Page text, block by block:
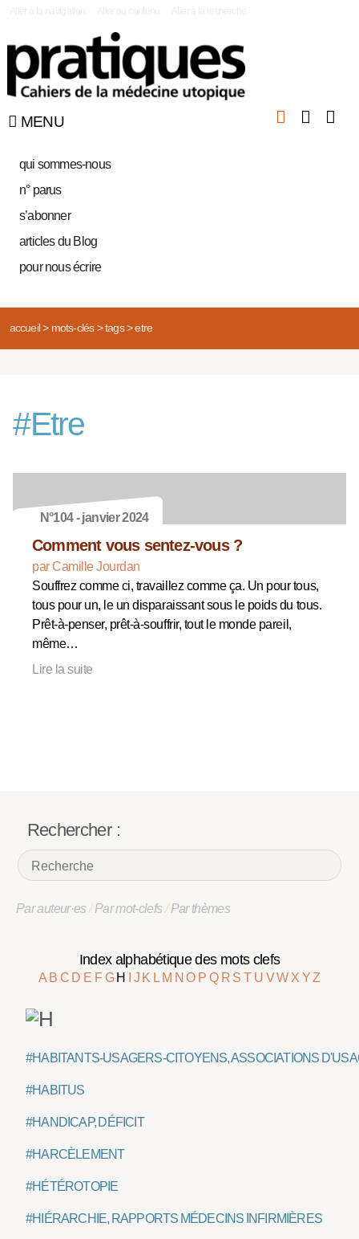
MENU
qui sommes-nous
n° parus
s’abonner
articles du Blog
pour nous écrire
accueil> mots-clés> tags> etre
#Etre
N°104 - janvier 2024
Comment vous sentez-vous ?
par Camille Jourdan
Souffrez comme ci, travaillez comme ça. Un pour tous,
tous pour un, le un disparaissant sous le poids du tous.
Prêt-à-penser, prêt-à-souffrir, tout le monde pareil,
même…
Lire la suite
Rechercher :
Par auteur·es/Par mot-clefs/Par thèmes
Index alphabétique des mots clefs
A B C D E F G H J K L M NO P Q R ST U VW X YZ
#HABITANTS-USAGERS-CITOYENS, ASSOCIATIONS
#HABITUS
#HANDICAP, DÉFICIT
#HARCÈLEMENT
#HÉTÉROTOPIE
#HIÉRARCHIE, RAPPORTS MÉDECINS INFIRMIÈRES